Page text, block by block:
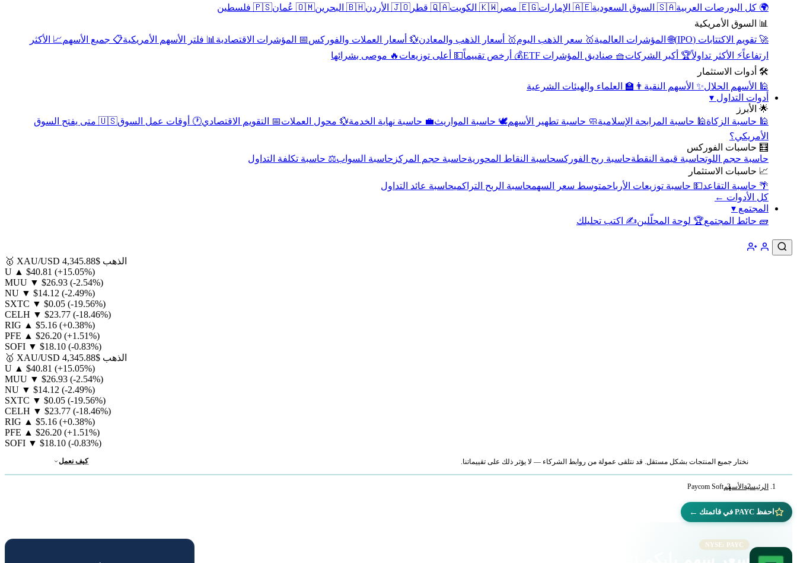
🌍 كل البورصات العربية🇸🇦 السوق السعودية 🇦🇪 الإمارات 🇪🇬 مصر 🇰🇼 الكويت 🇶🇦 قطر 🇯🇴 الأردن 🇧🇭 البحرين 🇴🇲 عُمان
🇵🇸 فلسطين
📊 السوق الأمريكية
🚀 تقويم الاكتتابات (IPO)
🌐 المؤشرات العالمية🥇 سعر الذهب اليوم🥇 أسعار الذهب والمعادن💱 أسعار العملات والفوركس📅 المؤشرات الاقتصادية 📊 فلتر الأسهم الأمريكية📋 جميع الأسهم📈 الأكثر
ارتفاعاً⚡ الأكثر تداولاً🏆 أكبر الشركات🧺 صناديق المؤشرات ETF 💰 أرخص تقييماً💵 أعلى توزيعات 🔥 موصى بشرائها
🛠️ أدوات الاستثمار
🕌 الأسهم الحلال✨ الأسهم النقية 👨‍🏫 العلماء والهيئات الشرعية
أدوات التداول ▾
🌟 الأبرز
🕌 حاسبة الزكاة🕌 حاسبة المرابحة الإسلامية🧼 حاسبة تطهير الأسهم🕊️ حاسبة المواريث💼 حاسبة نهاية الخدمة💱 محول العملات📅 التقويم الاقتصادي🕐 أوقات عمل السوق
🇺🇸 متى يفتح السوق
الأمريكي؟
🧮 حاسبات الفوركس
حاسبة حجم اللوتحاسبة قيمة النقطةحاسبة ربح الفوركسحاسبة النقاط المحوريةحاسبة حجم المركز حاسبة السواب⚖️ حاسبة تكلفة التداول
📈 حاسبات الاستثمار
🌴 حاسبة التقاعد💵 حاسبة توزيعات الأرباحمتوسط سعر السهمحاسبة الربح التراكميحاسبة عائد التداول
كل الأدوات ←
المجتمع ▾
🧱 حائط المجتمع🏆 لوحة المحلّلين✍️ اكتب تحليلك
🥇 XAU/USD الذهب $4,345.88
U ▲ $40.81 (+15.05%)
MUU ▼ $26.93 (-2.54%)
NU ▼ $14.12 (-2.49%)
SXTC ▼ $0.05 (-19.56%)
CELH ▼ $23.77 (-18.46%)
RIG ▲ $5.16 (+0.38%)
PFE ▲ $26.20 (+1.51%)
SOFI ▼ $18.10 (-0.83%)
🥇 XAU/USD الذهب $4,345.88
U ▲ $40.81 (+15.05%)
MUU ▼ $26.93 (-2.54%)
NU ▼ $14.12 (-2.49%)
SXTC ▼ $0.05 (-19.56%)
CELH ▼ $23.77 (-18.46%)
RIG ▲ $5.16 (+0.38%)
PFE ▲ $26.20 (+1.51%)
SOFI ▼ $18.10 (-0.83%)
نختار جميع المنتجات بشكل مستقل. قد نتلقى عمولة من روابط الشركاء — لا يؤثر ذلك على تقييماتنا. كيف نعمل
الرئيسية الأسهمPaycom Soft
احفظ PAYC في قائمتك ←
NYSE: PAYC